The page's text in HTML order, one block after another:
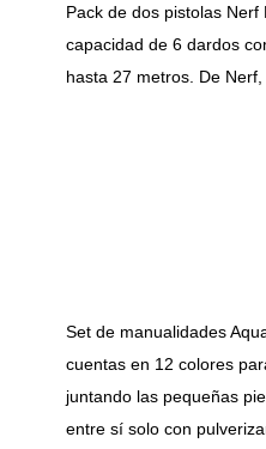
Pack de dos pistolas
capacidad de 6 dardos
hasta 27 metros. De Nerf,
Set de manualidades
cuentas en 12 colores
juntando las pequeñas
entre sí solo con